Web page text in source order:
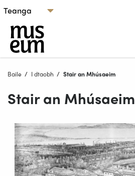
Scipeáil chuig ábhar
Roghnaigh teanga
Baile I dtaobh Reatha:
Stair an Mhúsaeim
Stair an Mhúsaeim